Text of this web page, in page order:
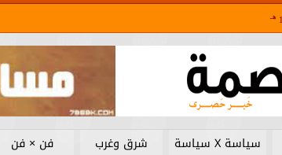
هـ
سياسة X سياسة شرق وغرب فن × فن